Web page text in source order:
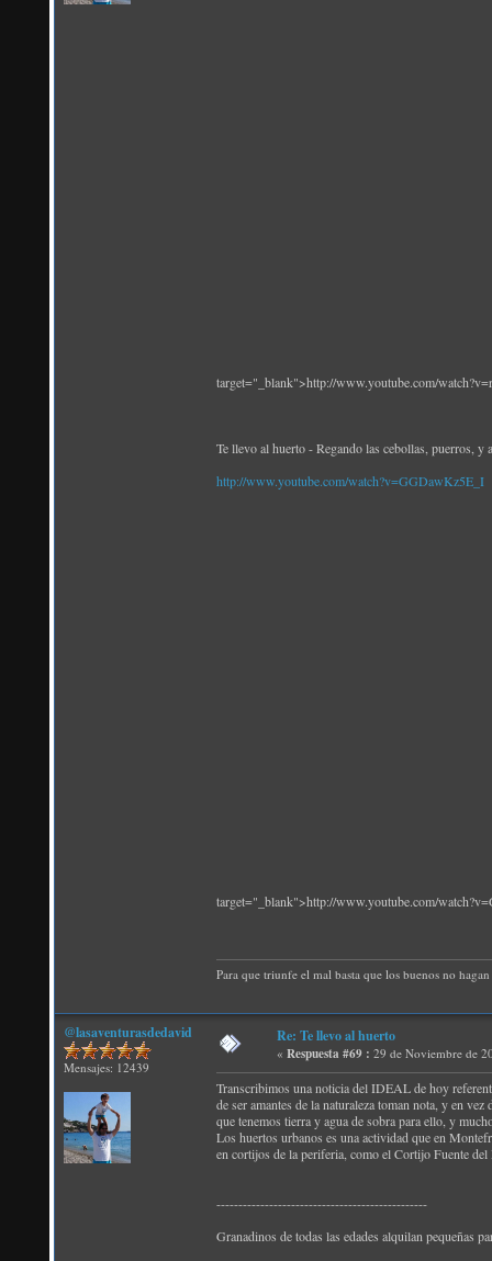
target="_blank">http://www.youtube.com/
Te llevo al huerto - Regando las cebollas, puerros, y
http://www.youtube.com/watch?v=GGDawKz5E_I
target="_blank">http://www.youtube.com/
Para que triunfe el mal basta que los buenos no
@lasaventurasdedavid
Mensajes: 12439
Re: Te llevo al huerto
« Respuesta #69 : 29 de Noviembre de
Transcribimos una noticia del IDEAL de hoy
de ser amantes de la naturaleza toman nota, y en
que tenemos tierra y agua de sobra para ello, y
Los huertos urbanos es una actividad que en
en cortijos de la periferia, como el Cortijo Fuente
------------------------------------------------
Granadinos de todas las edades alquilan pequeñas